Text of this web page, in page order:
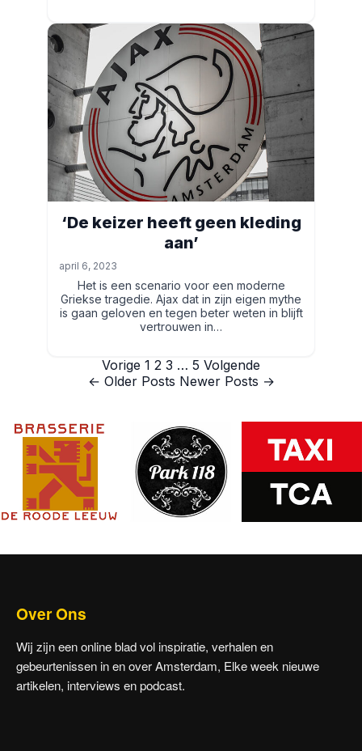
‘De keizer heeft geen kleding
aan’
april 6, 2023
Het is een scenario voor een moderne
Griekse tragedie. Ajax dat in zijn eigen mythe
is gaan geloven en tegen beter weten in blijft
vertrouwen in…
Berichten
paginering
Vorige 1 2 3 … 5 Volgende
← Older Posts Newer Posts →
Over Ons
Wij zijn een online blad vol inspiratie, verhalen en
gebeurtenissen in en over Amsterdam, Elke week nieuwe
artikelen, interviews en podcast.